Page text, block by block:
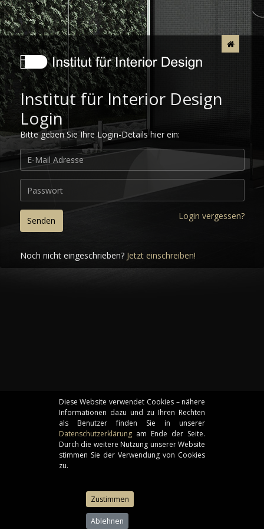
Institut für Interior Design
Login
Bitte geben Sie Ihre Login-Details hier ein:
Senden Login vergessen?
Noch nicht eingeschrieben? Jetzt einschreiben!
Diese Website verwendet Cookies – nähere
Informationen dazu und zu Ihren Rechten
als Benutzer finden Sie in unserer
Datenschutzerklärung am Ende der Seite.
Durch die weitere Nutzung unserer Website
stimmen Sie der Verwendung von Cookies
zu.